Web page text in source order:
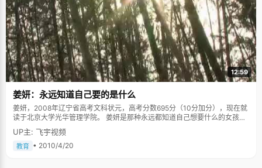
12:59
姜妍：永远知道自己要的是什么
姜妍，2008年辽宁省高考文科状元，高考分数695分（10分加分），现在就
读于北京大学光华管理学院。 姜妍是那种永远都知道自己想要什么的女孩
子。从进高一开始，她就明确的写下高中三年的目标："考一所好的学校，中
国一流的大学"，提醒自己一定要好好学习。拿了年级第一之后，她又冷静的
提醒自己："天外有天，人外有人，学校外有更优秀的同学"。姜妍说，"后来
UP主: 飞宇视频
教育 • 2010/4/20